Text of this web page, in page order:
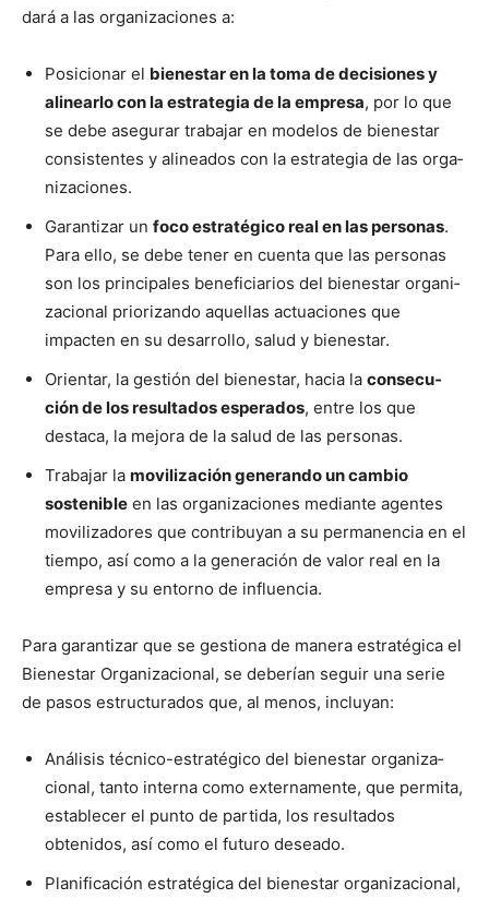
dará a las orga­ni­za­ciones a:
Posi­cionar el bien­es­tar en la toma de deci­siones y
alin­ear­lo con la estrate­gia de la empre­sa, por lo que
se debe ase­gu­rar tra­ba­jar en mod­e­los de bien­es­tar
con­sis­tentes y alin­ea­d­os con la estrate­gia de las orga­
ni­za­ciones.
Garan­ti­zar un foco estratégi­co real en las per­sonas.
Para ello, se debe ten­er en cuen­ta que las per­sonas
son los prin­ci­pales ben­e­fi­cia­r­ios del bien­es­tar orga­ni­
za­cional pri­or­izan­do aque­l­las actua­ciones que
impacten en su desar­rol­lo, salud y bien­es­tar.
Ori­en­tar, la gestión del bien­es­tar, hacia la con­se­cu­
ción de los resul­ta­dos esper­a­dos, entre los que
desta­ca, la mejo­ra de la salud de las per­sonas.
Tra­ba­jar la mov­i­lización generan­do un cam­bio
sostenible en las orga­ni­za­ciones medi­ante agentes
mov­i­lizadores que con­tribuyan a su per­ma­nen­cia en el
tiem­po, así como a la gen­eración de val­or real en la
empre­sa y su entorno de influ­en­cia.
Para garan­ti­zar que se ges­tiona de man­era estratég­i­ca el
Bien­es­tar Orga­ni­za­cional, se deberían seguir una serie
de pasos estruc­tura­dos que, al menos, incluyan:
Análi­sis téc­ni­co-estratégi­co del bien­es­tar orga­ni­za­
cional, tan­to inter­na como exter­na­mente, que per­mi­ta,
estable­cer el pun­to de par­ti­da, los resul­ta­dos
obtenidos, así como el futuro desea­do.
Plan­i­fi­cación estratég­i­ca del bien­es­tar orga­ni­za­cional,